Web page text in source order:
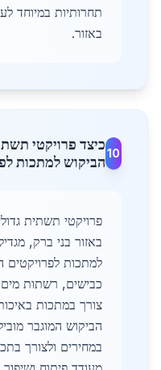
תחרותיות במיוחד
באזור.
10
כיצד פרויקטי
הביקוש למתכות
פרויקטי תשתית
באזור בני ברק,
למתכות לפרויקטים
כבישים, רשתות מים
צורך במתכות
הביקוש המוגבר
במחירים ולצורך